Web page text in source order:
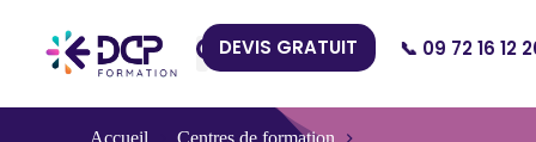
DEVIS GRATUIT 📞 09 72 16 12